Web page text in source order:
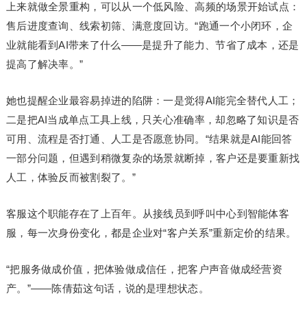
上来就做全景重构，可以从一个低风险、高频的场景开始试点：
售后进度查询、线索初筛、满意度回访。“跑通一个小闭环，企
业就能看到AI带来了什么——是提升了能力、节省了成本，还是
提高了解决率。”
她也提醒企业最容易掉进的陷阱：一是觉得AI能完全替代人工；
二是把AI当成单点工具上线，只关心准确率，却忽略了知识是否
可用、流程是否打通、人工是否愿意协同。“结果就是AI能回答
一部分问题，但遇到稍微复杂的场景就断掉，客户还是要重新找
人工，体验反而被割裂了。”
客服这个职能存在了上百年。从接线员到呼叫中心到智能体客
服，每一次身份变化，都是企业对“客户关系”重新定价的结果。
“把服务做成价值，把体验做成信任，把客户声音做成经营资
产。”——陈倩茹这句话，说的是理想状态。